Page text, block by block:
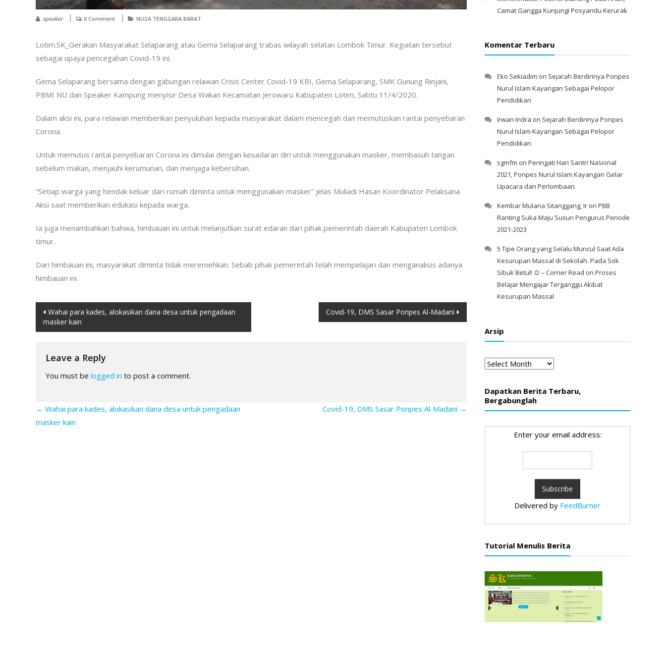
speaker 0 Comment NUSA TENGGARA BARAT
Lotim.SK_Gerakan Masyarakat Selaparang atau Gema Selaparang trabas wilayah selatan Lombok Timur. Kegiatan tersebut
sebagai upaya pencegahan Covid-19 ini.
Gema Selaparang bersama dengan gabungan relawan Crisis Center Covid-19 KBI, Gema Selaparang, SMK Gunung Rinjani,
PBMI NU dan Speaker Kampung menyisir Desa Wakan Kecamatan Jerowaru Kabupaten Lotim, Sabtu 11/4/2020.
Dalam aksi ini, para relawan memberikan penyuluhan kepada masyarakat dalam mencegah dan memutuskan rantai penyebaran
Corona.
Untuk memutus rantai penyebaran Corona ini dimulai dengan kesadaran diri untuk menggunakan masker, membasuh tangan
sebelum makan, menjauhi kerumunan, dan menjaga kebersihan.
“Setiap warga yang hendak keluar dari rumah diminta untuk menggunakan masker” jelas Muliadi Hasan Koordinator Pelaksana
Aksi saat memberikan edukasi kepada warga.
Ia juga menambahkan bahwa, himbauan ini untuk melanjutkan surat edaran dari pihak pemerintah daerah Kabupaten Lombok
timur.
Dari himbauan ini, masyarakat diminta tidak meremehkan. Sebab pihak pemerintah telah mempelajari dan menganalisis adanya
himbauan ini.
Post
navigation
Wahai para kades, alokasikan dana desa untuk pengadaan
masker kain
Covid-19, DMS Sasar Ponpes Al-Madani
Leave a Reply
You must be logged in to post a comment.
← Wahai para kades, alokasikan dana desa untuk pengadaan
masker kain
Covid-19, DMS Sasar Ponpes Al-Madani →
Camat Gangga Kunjungi Posyandu Kerurak
Komentar Terbaru
Eko Sekiadim on Sejarah Berdirinya Ponpes
Nurul Islam Kayangan Sebagai Pelopor
Pendidikan
Irwan Indra on Sejarah Berdirinya Ponpes
Nurul Islam Kayangan Sebagai Pelopor
Pendidikan
sgmfm on Peringati Hari Santri Nasional
2021, Ponpes Nurul Islam Kayangan Gelar
Upacara dan Perlombaan
Kembar Mulana Sitanggang, Ir on PBB
Ranting Suka Maju Susun Pengurus Periode
2021-2023
5 Tipe Orang yang Selalu Muncul Saat Ada
Kesurupan Massal di Sekolah. Pada Sok
Sibuk Betul! :D – Corner Read on Proses
Belajar Mengajar Terganggu Akibat
Kesurupan Massal
Arsip
Arsip
Dapatkan Berita Terbaru,
Bergabunglah
Enter your email address:
Delivered by FeedBurner
Tutorial Menulis Berita